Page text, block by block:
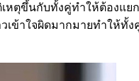
หตุขึ้นกับทั้งคู่ทำให้ต้องแ
าใจผิดมากมายทำให้ทั้